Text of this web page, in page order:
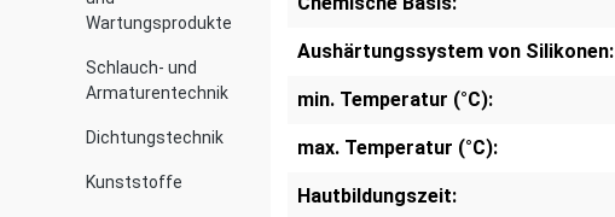
Wartungsprodukte
Schlauch- und
Armaturentechnik
Dichtungstechnik
Kunststoffe
Aushärtungssystem von Silikonen:
min. Temperatur (°C):
max. Temperatur (°C):
Hautbildungszeit: